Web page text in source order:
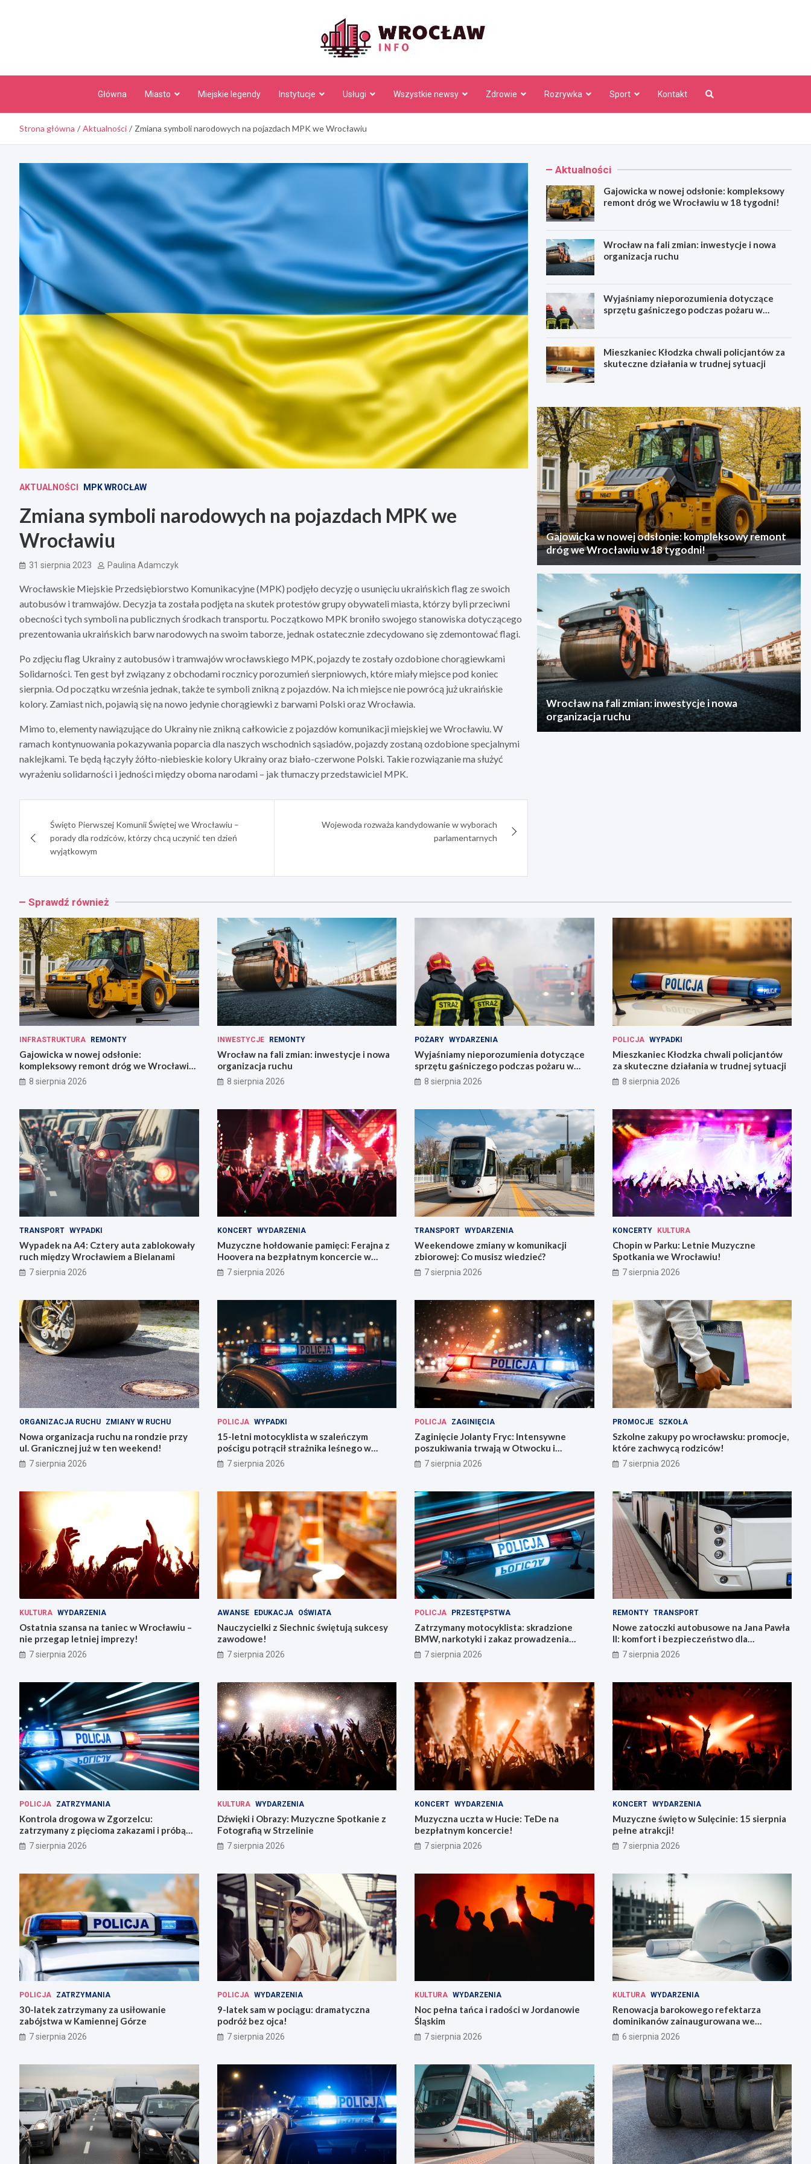
Główna Miasto Miejskie legendy Instytucje Usługi Wszystkie newsy Zdrowie Rozrywka Sport Kontakt
Strona główna Aktualności Zmiana symboli narodowych na pojazdach MPK we Wrocławiu
AKTUALNOŚCI MPK WROCŁAW
Zmiana symboli narodowych na pojazdach MPK we
Wrocławiu
31 sierpnia 2023 Paulina Adamczyk
Wrocławskie Miejskie Przedsiębiorstwo Komunikacyjne (MPK) podjęło decyzję o usunięciu ukraińskich flag ze swoich
autobusów i tramwajów. Decyzja ta została podjęta na skutek protestów grupy obywateli miasta, którzy byli przeciwni
obecności tych symboli na publicznych środkach transportu. Początkowo MPK broniło swojego stanowiska dotyczącego
prezentowania ukraińskich barw narodowych na swoim taborze, jednak ostatecznie zdecydowano się zdemontować flagi.
Po zdjęciu flag Ukrainy z autobusów i tramwajów wrocławskiego MPK, pojazdy te zostały ozdobione chorągiewkami
Solidarności. Ten gest był związany z obchodami rocznicy porozumień sierpniowych, które miały miejsce pod koniec
sierpnia. Od początku września jednak, także te symboli znikną z pojazdów. Na ich miejsce nie powrócą już ukraińskie
kolory. Zamiast nich, pojawią się na nowo jedynie chorągiewki z barwami Polski oraz Wrocławia.
Mimo to, elementy nawiązujące do Ukrainy nie znikną całkowicie z pojazdów komunikacji miejskiej we Wrocławiu. W
ramach kontynuowania pokazywania poparcia dla naszych wschodnich sąsiadów, pojazdy zostaną ozdobione specjalnymi
naklejkami. Te będą łączyły żółto-niebieskie kolory Ukrainy oraz biało-czerwone Polski. Takie rozwiązanie ma służyć
wyrażeniu solidarności i jedności między oboma narodami – jak tłumaczy przedstawiciel MPK.
wpisuŚwięto Pierwszej Komunii Świętej we Wrocławiu –
porady dla rodziców, którzy chcą uczynić ten dzień
wyjątkowym
Wojewoda rozważa kandydowanie w wyborach
parlamentarnych
Aktualności
Gajowicka w nowej odsłonie: kompleksowy
remont dróg we Wrocławiu w 18 tygodni!
Wrocław na fali zmian: inwestycje i nowa
organizacja ruchu
Wyjaśniamy nieporozumienia dotyczące
sprzętu gaśniczego podczas pożaru w
Mieszkaniec Kłodzka chwali policjantów za
skuteczne działania w trudnej sytuacji
Gajowicka w nowej odsłonie: kompleksowy remont
dróg we Wrocławiu w 18 tygodni!
Wrocław na fali zmian: inwestycje i nowa
organizacja ruchu
Sprawdź również
INFRASTRUKTURA REMONTY
Gajowicka w nowej odsłonie:
kompleksowy remont dróg we Wrocławiu
w 18 tygodni!
8 sierpnia 2026
INWESTYCJE REMONTY
Wrocław na fali zmian: inwestycje i nowa
organizacja ruchu
8 sierpnia 2026
POŻARY WYDARZENIA
Wyjaśniamy nieporozumienia dotyczące
sprzętu gaśniczego podczas pożaru w
Starym Zamku
8 sierpnia 2026
POLICJA WYPADKI
Mieszkaniec Kłodzka chwali policjantów
za skuteczne działania w trudnej sytuacji
8 sierpnia 2026
TRANSPORT WYPADKI
Wypadek na A4: Cztery auta zablokowały
ruch między Wrocławiem a Bielanami
7 sierpnia 2026
KONCERT WYDARZENIA
Muzyczne hołdowanie pamięci: Ferajna z
Hoovera na bezpłatnym koncercie w
Wrocławiu
7 sierpnia 2026
TRANSPORT WYDARZENIA
Weekendowe zmiany w komunikacji
zbiorowej: Co musisz wiedzieć?
7 sierpnia 2026
KONCERTY KULTURA
Chopin w Parku: Letnie Muzyczne
Spotkania we Wrocławiu!
7 sierpnia 2026
ORGANIZACJA RUCHU ZMIANY W RUCHU
Nowa organizacja ruchu na rondzie przy
ul. Granicznej już w ten weekend!
7 sierpnia 2026
POLICJA WYPADKI
15-letni motocyklista w szaleńczym
pościgu potrącił strażnika leśnego w
Lwówku Śląskim
7 sierpnia 2026
POLICJA ZAGINIĘCIA
Zaginięcie Jolanty Fryc: Intensywne
poszukiwania trwają w Otwocku i
Wrocławiu
7 sierpnia 2026
PROMOCJE SZKOŁA
Szkolne zakupy po wrocławsku: promocje,
które zachwycą rodziców!
7 sierpnia 2026
KULTURA WYDARZENIA
Ostatnia szansa na taniec w Wrocławiu –
nie przegap letniej imprezy!
7 sierpnia 2026
AWANSE EDUKACJA OŚWIATA
Nauczycielki z Siechnic świętują sukcesy
zawodowe!
7 sierpnia 2026
POLICJA PRZESTĘPSTWA
Zatrzymany motocyklista: skradzione
BMW, narkotyki i zakaz prowadzenia
pojazdów
7 sierpnia 2026
REMONTY TRANSPORT
Nowe zatoczki autobusowe na Jana Pawła
II: komfort i bezpieczeństwo dla
mieszkańców!
7 sierpnia 2026
POLICJA ZATRZYMANIA
Kontrola drogowa w Zgorzelcu:
zatrzymany z pięcioma zakazami i próbą
ucieczki
7 sierpnia 2026
KULTURA WYDARZENIA
Dźwięki i Obrazy: Muzyczne Spotkanie z
Fotografią w Strzelinie
7 sierpnia 2026
KONCERT WYDARZENIA
Muzyczna uczta w Hucie: TeDe na
bezpłatnym koncercie!
7 sierpnia 2026
KONCERT WYDARZENIA
Muzyczne święto w Sulęcinie: 15 sierpnia
pełne atrakcji!
7 sierpnia 2026
POLICJA ZATRZYMANIA
30-latek zatrzymany za usiłowanie
zabójstwa w Kamiennej Górze
7 sierpnia 2026
POLICJA WYDARZENIA
9-latek sam w pociągu: dramatyczna
podróż bez ojca!
7 sierpnia 2026
KULTURA WYDARZENIA
Noc pełna tańca i radości w Jordanowie
Śląskim
7 sierpnia 2026
KULTURA WYDARZENIA
Renowacja barokowego refektarza
dominikanów zainaugurowana we
Wrocławiu
6 sierpnia 2026